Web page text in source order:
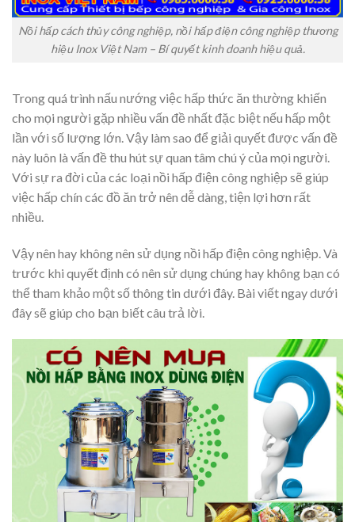
Nồi hấp cách thủy công nghiệp, nồi hấp điện công nghiệp thương
hiệu Inox Việt Nam – Bí quyết kinh doanh hiệu quả.
Trong quá trình nấu nướng việc hấp thức ăn thường khiến
cho mọi người gặp nhiều vấn đề nhất đặc biệt nếu hấp một
lần với số lượng lớn. Vậy làm sao để giải quyết được vấn đề
này luôn là vấn đề thu hút sự quan tâm chú ý của mọi người.
Với sự ra đời của các loại nồi hấp điện công nghiệp sẽ giúp
việc hấp chín các đồ ăn trở nên dễ dàng, tiện lợi hơn rất
nhiều.
Vậy nên hay không nên sử dụng nồi hấp điện công nghiệp. Và
trước khi quyết định có nên sử dụng chúng hay không bạn có
thể tham khảo một số thông tin dưới đây. Bài viết ngay dưới
đây sẽ giúp cho bạn biết câu trả lời.